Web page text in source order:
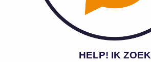
HELP! IK ZOEK